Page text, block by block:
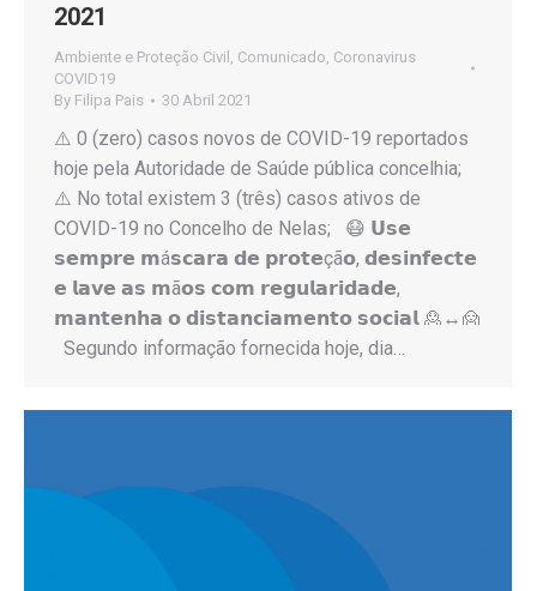
2021
Ambiente e Proteção Civil Comunicado Coronavirus
COVID19
By Filipa Pais 30 Abril 2021
⚠️ 0 (zero) casos novos de COVID-19 reportados
hoje pela Autoridade de Saúde pública concelhia;
⚠️ No total existem 3 (três) casos ativos de
COVID-19 no Concelho de Nelas; 😷 𝗨𝘀𝗲
𝘀𝗲𝗺𝗽𝗿𝗲 𝗺á𝘀𝗰𝗮𝗿𝗮 𝗱𝗲 𝗽𝗿𝗼𝘁𝗲çã𝗼, 𝗱𝗲𝘀𝗶𝗻𝗳𝗲𝗰𝘁𝗲
𝗲 𝗹𝗮𝘃𝗲 𝗮𝘀 𝗺ã𝗼𝘀 𝗰𝗼𝗺 𝗿𝗲𝗴𝘂𝗹𝗮𝗿𝗶𝗱𝗮𝗱𝗲,
𝗺𝗮𝗻𝘁𝗲𝗻𝗵𝗮 𝗼 𝗱𝗶𝘀𝘁𝗮𝗻𝗰𝗶𝗮𝗺𝗲𝗻𝘁𝗼 𝘀𝗼𝗰𝗶𝗮𝗹 🙎↔️🙍
Segundo informação fornecida hoje, dia…